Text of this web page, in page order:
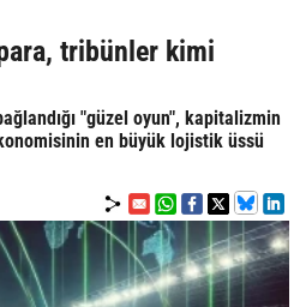
tribünler kimi
"güzel oyun", kapitalizmin
en büyük lojistik üssü